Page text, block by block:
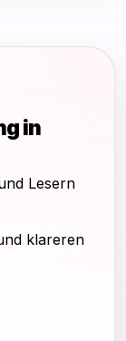
in
Lesern
klareren